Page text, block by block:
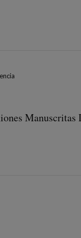
Manuscritas